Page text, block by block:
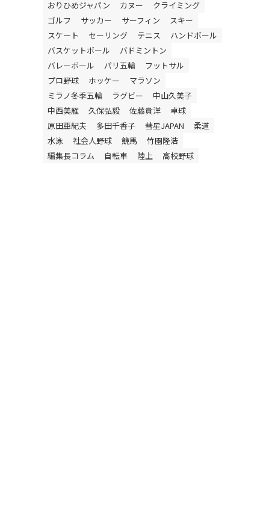
おりひめジャパン
カヌー
クライミング
ゴルフ
サッカー サーフィン
スキー
スケート
セーリング テニス
ハンドボール
バスケットボール
バドミントン
バレーボール
パリ五輪
フットサル
プロ野球
ホッケー
マラソン
ミラノ冬季五輪
ラグビー
中山久美子
中西美雁
久保弘毅 佐藤貴洋
卓球
原田亜紀夫
多田千香子 彗星JAPAN
柔道
水泳
社会人野球 競馬
竹園隆浩
編集長コラム
自転車 陸上 高校野球